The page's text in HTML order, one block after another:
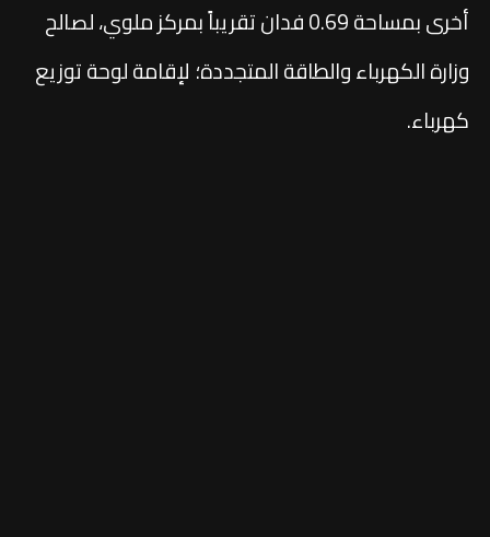
أخرى بمساحة 0.69 فدان تقريباً بمركز ملوي، لصالح
وزارة الكهرباء والطاقة المتجددة؛ لإقامة لوحة توزيع
كهرباء.